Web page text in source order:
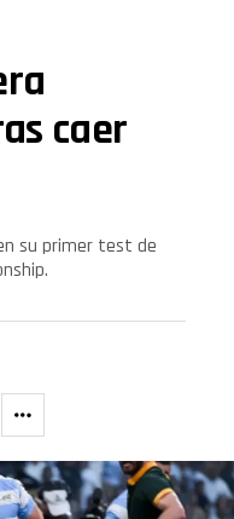
caer
su primer test de